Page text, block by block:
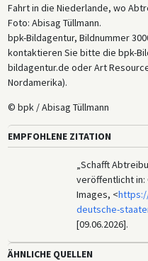
Fahrt in die Niederlande, wo
Foto: Abisag Tüllmann.
bpk-Bildagentur, Bildnummer
kontaktieren Sie bitte die bpk-
bildagentur.de oder Art
Nordamerika).
© bpk / Abisag Tüllmann
EMPFOHLENE ZITATION
„Schafft
veröffentlicht in:
Images, <
deutsche-
[09.06.2026].
ÄHNLICHE QUELLEN